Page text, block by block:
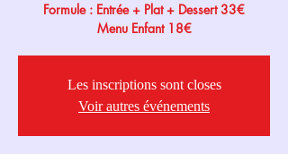
Formule : Entrée + Plat + Dessert 33€
Menu Enfant 18€
Les inscriptions sont closes
Voir autres événements